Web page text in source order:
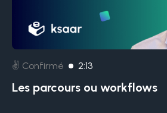
✌️ Confirmé 2:13
Les parcours ou workflows